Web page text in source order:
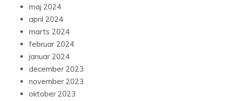
maj 2024
april 2024
marts 2024
februar 2024
januar 2024
december 2023
november 2023
oktober 2023